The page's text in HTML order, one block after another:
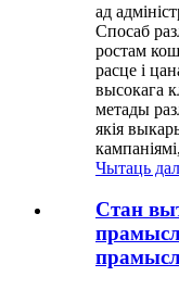
ад
Спосаб
ростам
расце і
высокага
метады
якія
Чытаць
Стан